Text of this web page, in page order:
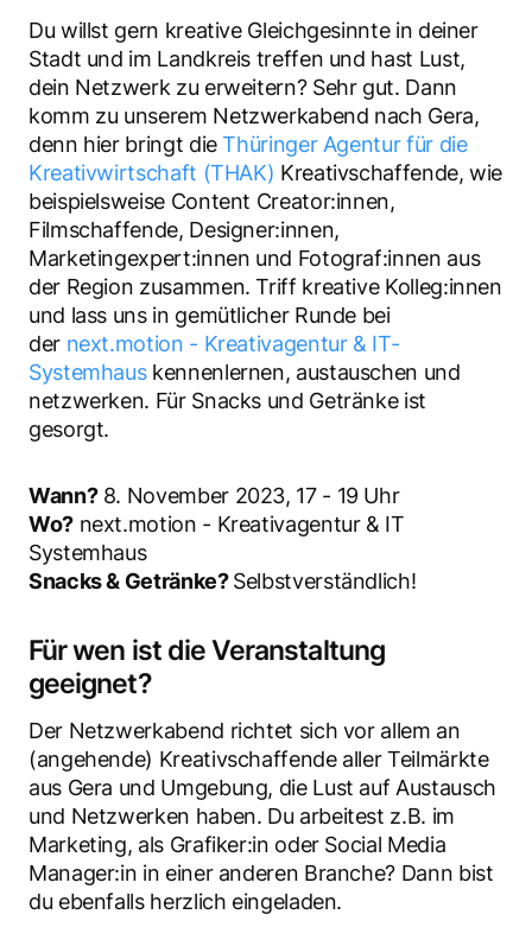
Du willst gern kreative Gleichgesinnte in deiner
Stadt und im Landkreis treffen und hast Lust,
dein Netzwerk zu erweitern? Sehr gut. Dann
komm zu unserem Netzwerkabend nach Gera,
denn hier bringt dieThüringer Agentur für die
Kreativwirtschaft (THAK) Kreativschaffende, wie
beispielsweise Content Creator:innen,
Filmschaffende, Designer:innen,
Marketingexpert:innen und Fotograf:innen aus
der Region zusammen. Triff kreative Kolleg:innen
und lass uns in gemütlicher Runde bei
der next.motion - Kreativagentur & IT-
Systemhauskennenlernen, austauschen und
netzwerken. Für Snacks und Getränke ist
gesorgt.
Wann?8. November 2023, 17 - 19 Uhr
Wo?next.motion - Kreativagentur & IT
Systemhaus
Snacks & Getränke?Selbstverständlich!
Für wen ist die Veranstaltung
geeignet?
Der Netzwerkabend richtet sich vor allem an
(angehende) Kreativschaffende aller Teilmärkte
aus Gera und Umgebung, die Lust auf Austausch
und Netzwerken haben. Du arbeitest z.B. im
Marketing, als Grafiker:in oder Social Media
Manager:in in einer anderen Branche? Dann bist
du ebenfalls herzlich eingeladen.